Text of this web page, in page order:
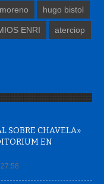
moreno hugo bistol
ENRI aterciop
SOBRE CHAVELA»
EN